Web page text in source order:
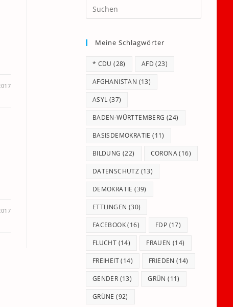
Escape
Meine Schlagwörter
* CDU (28) AFD (23)
AFGHANISTAN (13)
ASYL (37)
BADEN-WÜRTTEMBERG (24)
BASISDEMOKRATIE (11)
BILDUNG (22) CORONA(16)
DATENSCHUTZ (13)
DEMOKRATIE (39)
ETTLINGEN (30)
FACEBOOK(16) FDP (17)
FLUCHT (14) FRAUEN (14)
FREIHEIT(14) FRIEDEN (14)
GENDER (13) GRÜN (11)
GRÜNE (92)